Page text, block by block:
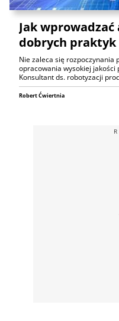
Jak
dobrych praktyk
Nie zaleca się rozpoczynania
opracowania wysokiej jakości
Konsultant ds. robotyzacji
Robert Ćwiertnia